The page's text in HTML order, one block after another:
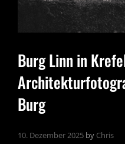
Burg Linn in
Burg
10. Dezember 2025 by Chris